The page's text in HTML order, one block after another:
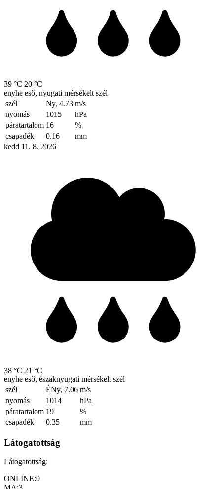
39 °C 20 °C
enyhe eső, nyugati mérsékelt szél
szél
Ny, 4.73 m/s
nyomás
1015
hPa
páratartalom 16
%
csapadék
0.16
mm
kedd 11. 8. 2026
38 °C 21 °C
enyhe eső, északnyugati mérsékelt szél
szél
ÉNy, 7.06 m/s
nyomás
1014
hPa
páratartalom 19
%
csapadék
0.35 mm
Látogatottság
Látogatottság:
ONLINE:0